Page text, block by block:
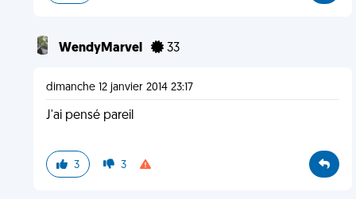
WendyMarvel 33
dimanche 12 janvier 2014 23:17
J'ai pensé pareil
3 3